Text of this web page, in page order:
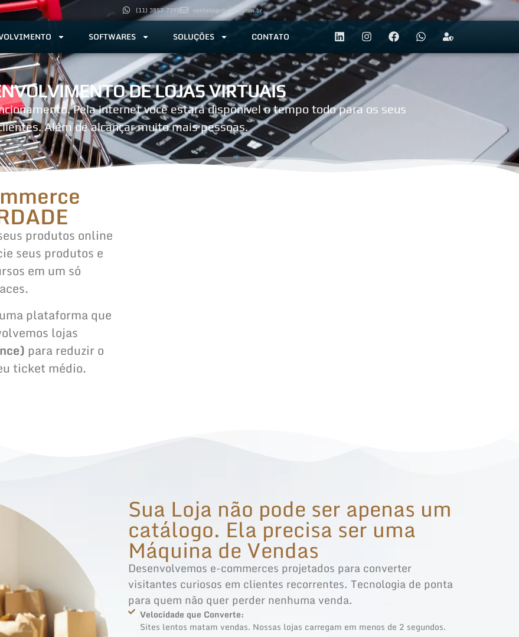
(11) 3852-7295 contato@rdgtech.com.br
SOFTWARES SOLUÇÕES CONTATO
DE LOJAS VIRTUAIS
Pela internet você estará disponível o tempo todo para os seus
Além de alcançar muito mais pessoas.
produtos online
seus produtos e
em um só
plataforma que
lojas
para reduzir o
ticket médio.
Sua Loja não pode ser apenas um
catálogo. Ela precisa ser uma
Máquina de Vendas
Desenvolvemos e-commerces projetados para converter
visitantes curiosos em clientes recorrentes. Tecnologia de ponta
para quem não quer perder nenhuma venda.
Velocidade que Converte:
Sites lentos matam vendas. Nossas lojas carregam em menos de 2 segundos.